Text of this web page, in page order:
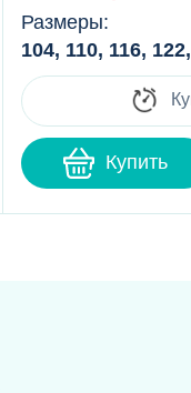
Размеры:
104, 110, 116,
Купить